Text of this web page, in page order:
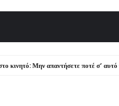
απαντήσετε ποτέ σ’ αυτό τον